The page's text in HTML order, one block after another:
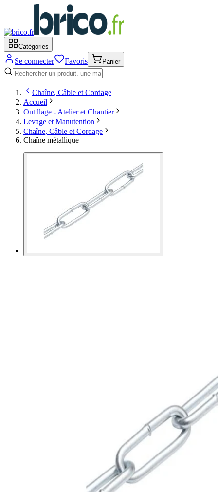
Catégories
Se connecter Favoris Panier
Chaîne, Câble et Cordage
Accueil
Outillage - Atelier et Chantier
Levage et Manutention
Chaîne, Câble et Cordage
Chaîne métallique